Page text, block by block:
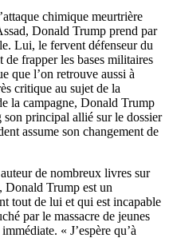
chimique meurtrière
Donald Trump prend par
Lui, le fervent défenseur du
frapper les bases militaires
que l’on retrouve aussi à
critique au sujet de la
la campagne, Donald Trump
principal allié sur le dossier
assume son changement de
de nombreux livres sur
Donald Trump est un
tout de lui et qui est incapable
par le massacre de jeunes
« J’espère qu’à